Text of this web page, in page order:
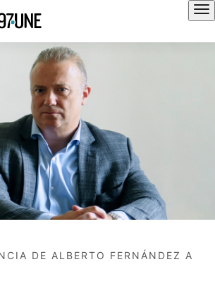
DE ALBERTO FERNÁNDEZ A